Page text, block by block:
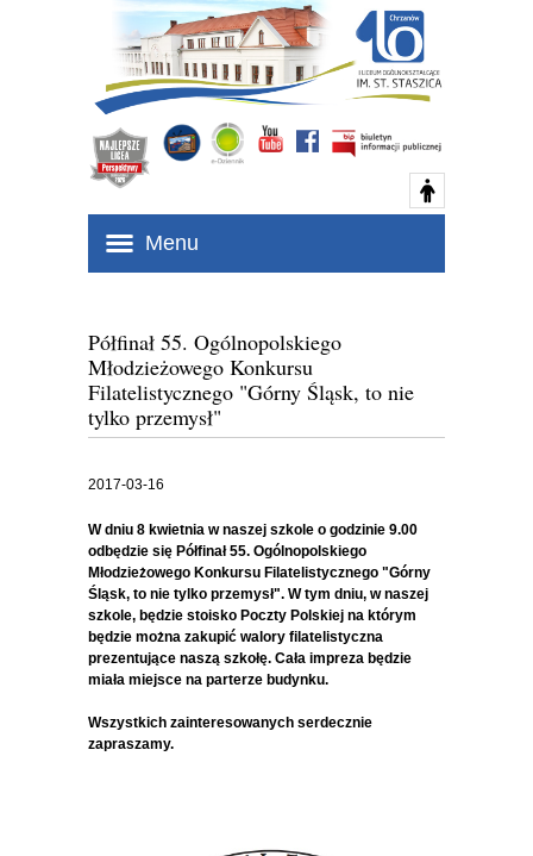
Menu
Półfinał 55. Ogólnopolskiego
Młodzieżowego Konkursu
Filatelistycznego "Górny Śląsk, to nie
tylko przemysł"
2017-03-16
W dniu 8 kwietnia w naszej szkole o godzinie 9.00
odbędzie się Półfinał 55. Ogólnopolskiego
Młodzieżowego Konkursu Filatelistycznego "Górny
Śląsk, to nie tylko przemysł". W tym dniu, w naszej
szkole, będzie stoisko Poczty Polskiej na którym
będzie można zakupić walory filatelistyczna
prezentujące naszą szkołę. Cała impreza będzie
miała miejsce na parterze budynku.
Wszystkich zainteresowanych serdecznie
zapraszamy.